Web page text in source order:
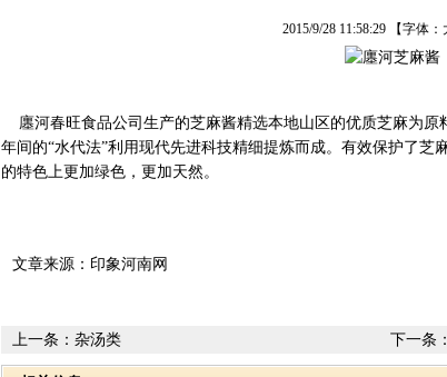
2015/9/28 11:58:29 【字体：
廛河春旺食品公司生产的芝麻酱精选本地山区的优质芝麻为原
年间的“水代法”利用现代先进科技精细提炼而成。有效保护了芝
的特色上更加绿色，更加天然。
文章来源：印象河南网
下一条：
上一条： 杂汤类